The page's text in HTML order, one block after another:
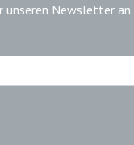
unseren Newsletter an.